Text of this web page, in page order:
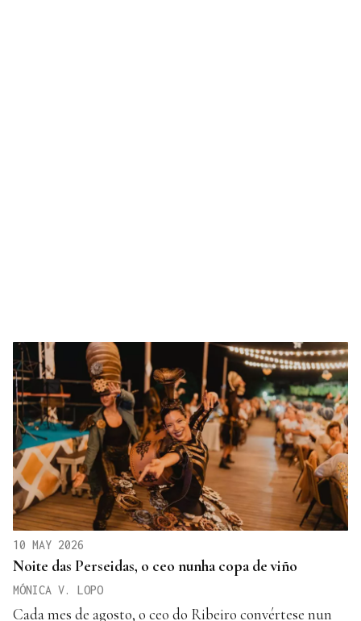
10 MAY 2026
Noite das Perseidas, o ceo nunha copa de viño
MÓNICA V. LOPO
Cada mes de agosto, o ceo do Ribeiro convértese nun